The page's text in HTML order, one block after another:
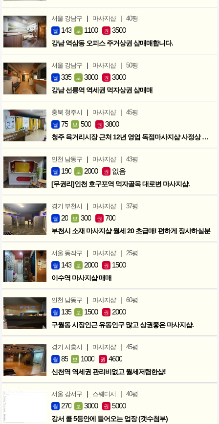
서울 강남구 | 마사지샵 | 40평
월 143 보 1100 권 3500
강남 역삼동 오피스 주거상권 샵매매합니다.
서울 강남구 | 마사지샵 | 50평
월 335 보 3000 권 3000
강남 선릉역 역세권 먹자상권 샵매매
충북 청주시 | 마사지샵 | 45평
월 75 보 500 권 3800
청주 육거리시장 근처 12년 영업 독점마사지샵 사정상 급매합니다.
인천 남동구 | 마사지샵 | 43평
월 190 보 2000 권 없음
[무권리]인천 호구포역 먹자골목 대로변 마사지샵.
경기 부천시 | 마사지샵 | 37평
월 20 보 300 권 700
부천시 소재 마사지샵 월세 20 초급매! 편하게 장사하실분
서울 동작구 | 마사지샵 | 25평
월 143 보 2000 권 1500
이수역 마사지샵 매매
인천 남동구 | 마사지샵 | 60평
월 135 보 1500 권 2000
구월동 시장인근 유동인구 많고 상권좋은 마사지샵.
경기 시흥시 | 마사지샵 | 45평
월 85 보 1000 권 4600
신천역 역세권 관리비없고 월세저렴한샵!
서울 강서구 | 스웨디시 | 40평
월 270 보 3000 권 5000
강서 콜 5등안에 들어오는 업장 (갯수첨부)